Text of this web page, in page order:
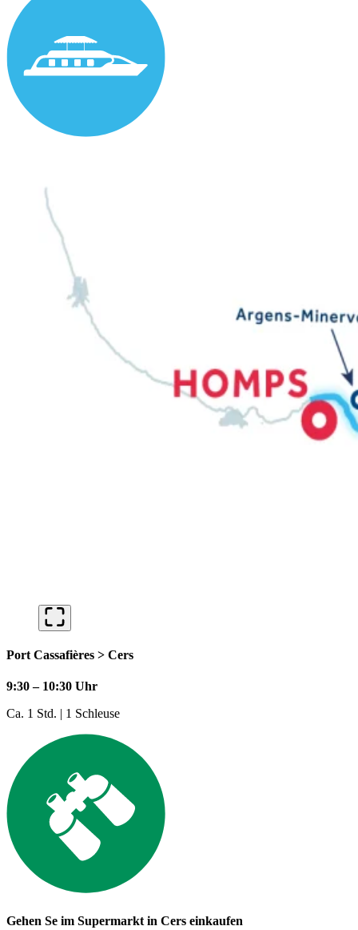
Port Cassafières > Cers
9:30 – 10:30 Uhr
Ca. 1 Std. | 1 Schleuse
Gehen Se im Supermarkt in Cers einkaufen